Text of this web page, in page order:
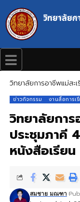
วิทยาลัยก
MAESARIANG
วิทยาลัยการอาชีพแม่สะ
ข่าวกิจกรรม งานสื่อการเ
วิทยาลัยกา
ประชุมภาคี
หนังสือเรีย
สมชาย มณฑา